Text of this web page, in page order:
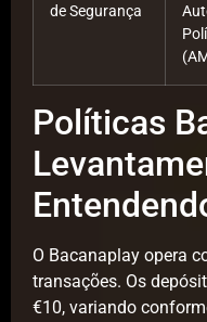
de Segurança
Políticas
O Bacanaplay opera
transações. Os
€10, variando